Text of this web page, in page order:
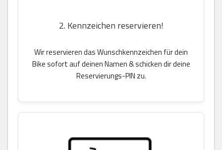
2. Kennzeichen reservieren!
Wir reservieren das Wunschkennzeichen für dein
Bike sofort auf deinen Namen & schicken dir deine
Reservierungs-PIN zu.